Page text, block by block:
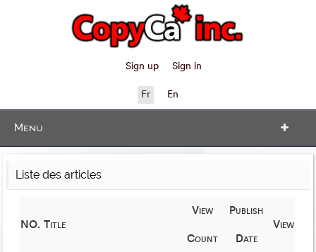
Sign up Sign in
Fr En
Menu
Liste des articles
NO. Title
View
Count
Publish
Date
View